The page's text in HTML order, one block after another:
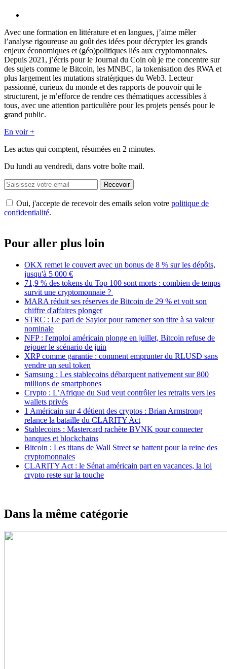
Avec une formation en littérature et en langues, j’aime mêler
l’analyse rigoureuse au goût des idées pour décrypter les grands
enjeux économiques et (géo)politiques liés aux cryptomonnaies.
Depuis 2021, j’écris pour le Journal du Coin où je me concentre sur
des sujets comme le Bitcoin, les MNBC, la tokenisation des RWA et
plus largement les mutations stratégiques du Web3. Lecteur
passionné, curieux du monde et des rapports de pouvoir qui le
structurent, je m’efforce de rendre ces thématiques accessibles à
tous, avec une attention particulière pour les projets pensés pour le
grand public.
En voir +
Les actus qui comptent, résumées en 2 minutes.
Du lundi au vendredi, dans votre boîte mail.
Recevoir
Oui, j'accepte de recevoir des emails selon votre politique de
confidentialité.
Pour aller plus loin
OKX remet le couvert avec un bonus de 8 % sur les dépôts,
jusqu'à 5 000 €
71,9 % des tokens du Top 100 sont morts : combien de temps
survit une cryptomonnaie ?
MARA réduit ses réserves de Bitcoin de 29 % et voit son
chiffre d'affaires plonger
STRC : Le pari de Saylor pour ramener son titre à sa valeur
nominale
NFP : l'emploi américain plonge en juillet, Bitcoin refuse de
rejouer le scénario de juin
XRP comme garantie : comment emprunter du RLUSD sans
vendre un seul token
Samsung : Les stablecoins débarquent nativement sur 800
millions de smartphones
Crypto : L’Afrique du Sud veut contrôler les retraits vers les
wallets privés
1 Américain sur 4 détient des cryptos : Brian Armstrong
relance la bataille du CLARITY Act
Stablecoins : Mastercard rachète BVNK pour connecter
banques et blockchains
Bitcoin : Les titans de Wall Street se battent pour la reine des
cryptomonnaies
CLARITY Act : le Sénat américain part en vacances, la loi
crypto reste sur la touche
Dans la même catégorie